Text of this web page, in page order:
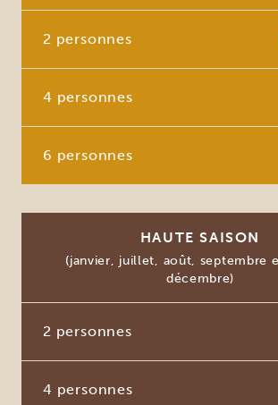
2 personnes
4 personnes
6 personnes
HAUTE SAISON
(janvier, juillet, août, septembre
décembre)
2 personnes
4 personnes